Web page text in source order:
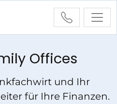
Offices
und Ihr
für Ihre Finanzen.